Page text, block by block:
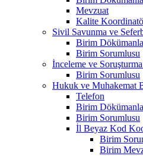
Mevzuat
Kalite
Sivil Savunma ve
Birim
Birim Sorumlusu
İnceleme ve
Birim Sorumlusu
Hukuk ve Muhakemat
Telefon
Birim
Birim Sorumlusu
İl Beyaz Kod
Birim
Birim